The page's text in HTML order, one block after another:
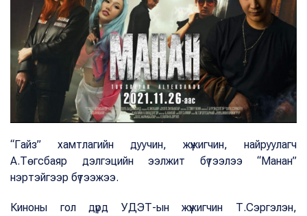
“Гайз” хамтлагийн дуучин, жүжигчин, найруулагч
А.Төгсбаяр дэлгэцийн ээлжит бүтээлээ “Манан”
нэртэйгээр бүтээжээ.
Киноны гол дүрд УДЭТ-ын жүжигчин Т.Сэргэлэн,